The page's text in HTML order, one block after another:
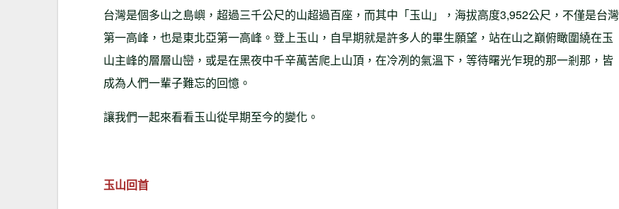
台灣是個多山之島嶼，超過三千公尺的山超過百座，而其中「玉山」，海拔高度3,952公尺，不僅是台灣
第一高峰，也是東北亞第一高峰。登上玉山，自早期就是許多人的畢生願望，站在山之巔俯瞰圍繞在玉
山主峰的層層山巒，或是在黑夜中千辛萬苦爬上山頂，在冷冽的氣溫下，等待曙光乍現的那一剎那，皆
成為人們一輩子難忘的回憶。
讓我們一起來看看玉山從早期至今的變化。
玉山回首